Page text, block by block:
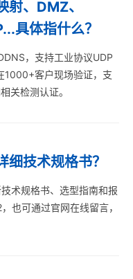
、DMZ、
具体指什么？
，支持工业协议UDP
1000+客户现场验证，支
关检测认证。
技术规格书？
术规格书、选型指南和报
也可通过官网在线留言，